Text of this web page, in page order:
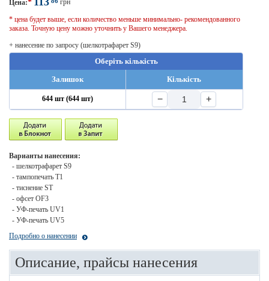
Цена:* грн
* цена будет выше, если количество меньше минимально- рекомендованного
заказа. Точную цену можно уточнить у Вашего менеджера.
+ нанесение по запросу (шелкотрафарет S9)
Оберіть кількість
Залишок
Кількість
644 шт (644 шт) − +
Варианты нанесения:
- шелкотрафарет S9
- тампопечать T1
- тиснение ST
- офсет OF3
- УФ-печать UV1
- УФ-печать UV5
Подробно о нанесении
Описание, прайсы нанесения